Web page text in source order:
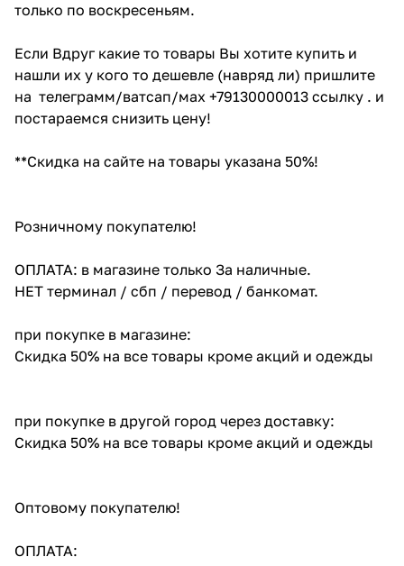
только по воскресеньям.
Если Вдруг какие то товары Вы хотите купить и
нашли их у кого то дешевле (навряд ли) пришлите
на телеграмм/ватсап/мах +79130000013 ссылку . и
постараемся снизить цену!
**Скидка на сайте на товары указана 50%!
Розничному покупателю!
ОПЛАТА: в магазине только За наличные.
НЕТ терминал / сбп / перевод / банкомат.
при покупке в магазине:
Скидка 50% на все товары кроме акций и одежды
при покупке в другой город через доставку:
Скидка 50% на все товары кроме акций и одежды
Оптовому покупателю!
ОПЛАТА: